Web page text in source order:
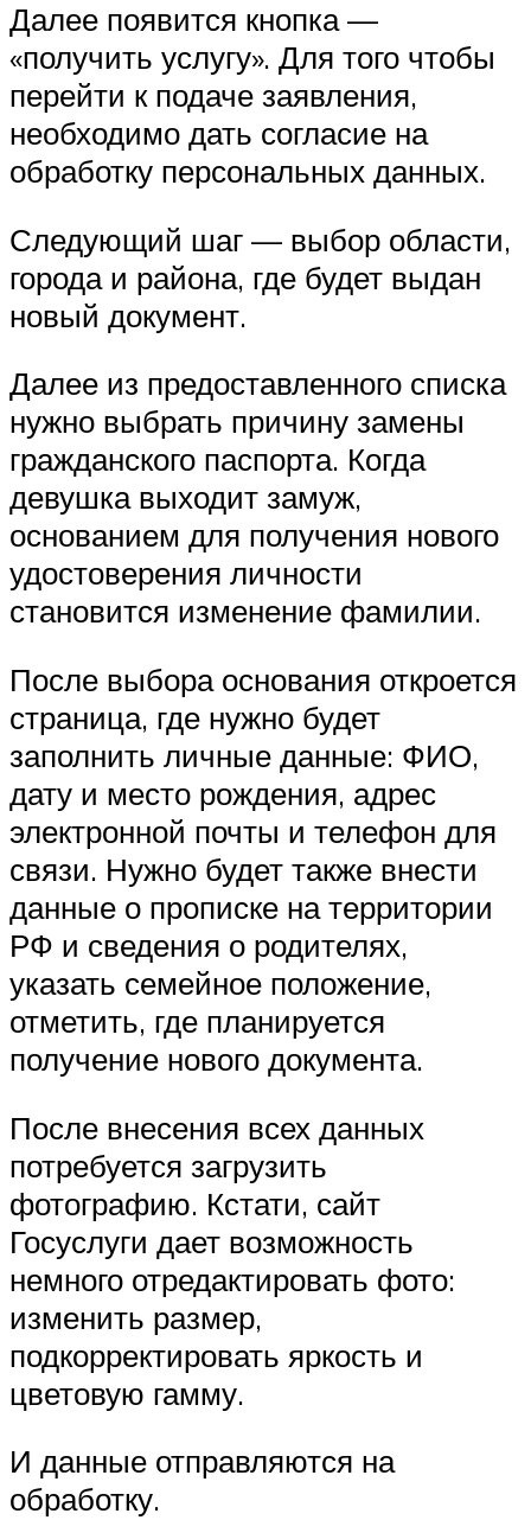
Далее появится кнопка —
«получить услугу». Для того чтобы
перейти к подаче заявления,
необходимо дать согласие на
обработку персональных данных.
Следующий шаг — выбор области,
города и района, где будет выдан
новый документ.
Далее из предоставленного списка
нужно выбрать причину замены
гражданского паспорта. Когда
девушка выходит замуж,
основанием для получения нового
удостоверения личности
становится изменение фамилии.
После выбора основания откроется
страница, где нужно будет
заполнить личные данные: ФИО,
дату и место рождения, адрес
электронной почты и телефон для
связи. Нужно будет также внести
данные о прописке на территории
РФ и сведения о родителях,
указать семейное положение,
отметить, где планируется
получение нового документа.
После внесения всех данных
потребуется загрузить
фотографию. Кстати, сайт
Госуслуги дает возможность
немного отредактировать фото:
изменить размер,
подкорректировать яркость и
цветовую гамму.
И данные отправляются на
обработку.